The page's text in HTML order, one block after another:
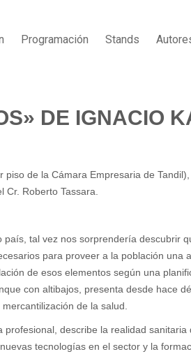
Programación Stands
DE IGNACIO
de la Cámara Empresaria de
Roberto Tassara.
tal vez nos sorprendería descubrir
para proveer a la población una
de esos elementos según una
con altibajos, presenta desde hace
de la salud.
describe la realidad sanitaria
tecnologías en el sector y la